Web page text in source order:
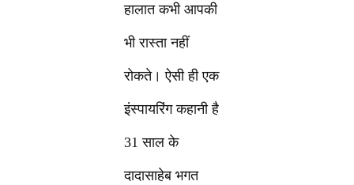
हालात कभी आपकी
भी रास्ता नहीं
रोकते। ऐसी ही एक
इंस्पायरिंग कहानी है
31 साल के
दादासाहेब भगत